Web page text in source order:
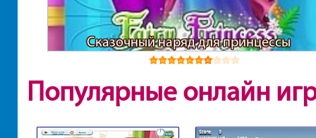
Сказочный наряд для принцессы
Популярные онлайн